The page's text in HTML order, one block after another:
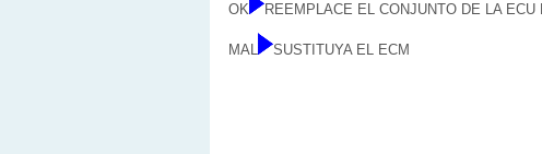
OK REEMPLACE EL CONJUNTO DE LA
MAL SUSTITUYA EL ECM